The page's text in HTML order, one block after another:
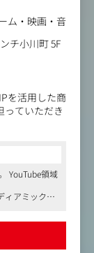
以上の成長を
バーのマネジ
ただくことを
ていただけ
ム・映画・音
チ小川町 5F
を活用した商
っていただき
新たな収益軸
ツの販促設
YouTube領域
ィアミックス